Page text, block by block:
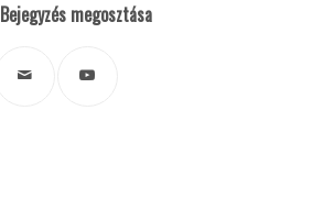
Bejegyzés megosztása